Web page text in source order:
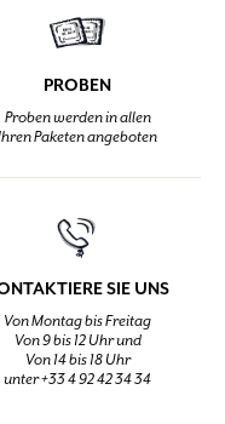
PROBEN
Proben werden in allen
Paketen angeboten
SIE UNS
Von Montag bis Freitag
Von 9 bis 12 Uhr und
Von 14 bis 18 Uhr
unter +33 4 92 42 34 34